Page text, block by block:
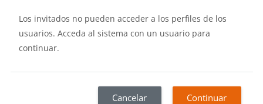
Los invitados no pueden acceder a los perfiles de los
usuarios. Acceda al sistema con un usuario para
continuar.
Cancelar Continuar